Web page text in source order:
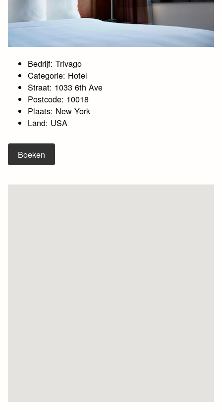
Bedrijf: Trivago
Categorie: Hotel
Straat: 1033 6th Ave
Postcode: 10018
Plaats: New York
Land: USA
Boeken